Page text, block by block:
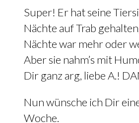
Super! Er hat seine
Nächte auf Trab
Nächte war mehr oder
Aber sie nahm’s mit
Dir ganz arg, liebe A.!
Nun wünsche ich Dir
Woche.